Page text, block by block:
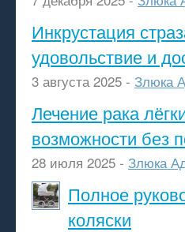
Инкрустация
удовольствие и
3 августа 2025 - Злюка
Лечение рака
возможности без
28 июля 2025 - Злюка
Полное
коляски